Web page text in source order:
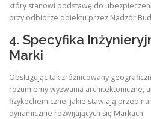
który stanowi podstawę do
przy odbiorze obiektu przez Nadzór
4. Specyfika
Marki
Obsługując tak zróżnicowany
rozumiemy wyzwania architektoniczne,
fizykochemiczne, jakie stawiają przed
dynamicznie rozwijających się Markach.